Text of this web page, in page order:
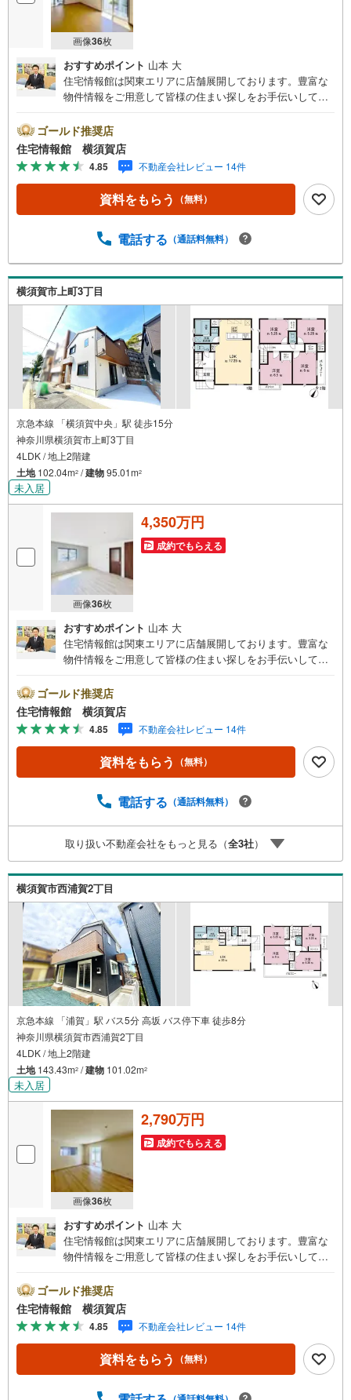
画像36枚
おすすめポイント 山本 大
住宅情報館は関東エリアに店舗展開しております。豊富な
物件情報をご用意して皆様の住まい探しをお手伝いしてお
さい。【営業時間 10:00～19:00 火曜・水曜（祝日の場
合は営業いたします）】「資料請求」「内覧」のお問い合
わせは上記時間内ですとスムーズにご対応が可能です。ス
タッフ一同お客様のお問合せをお待ちしております。【住
宅ローン相談会】開催中無理のない住宅ローンの試算やご
購入の際にかかる諸費用の概算も行っております。しっか
気軽にご相談ください。お客様第一主義をモット-にお引越
実に努めさせて頂きます。住宅情報館にお越し頂けたら、
物件のご紹介だけではなく、お住まいの疑問、不安、お家
の事ならなんでもご相談いただけます。お客様の要望をお
伺いしながら誠心誠意、全力でサポートさせて頂きます。
お客様一人一人に合わせたライフプランのご提案をさせて
いただきます。お気軽にご相談ください。
ゴールド推奨店
住宅情報館 横須賀店
4.85 不動産会社レビュー 14件
資料をもらう （無料）
電話する （通話料無料）
横須賀市上町3丁目
京急本線 「横須賀中央」駅 徒歩15分
神奈川県横須賀市上町3丁目
4LDK / 地上2階建
土地102.04m2 /建物95.01m2
未入居
画像36枚
4,350万円
成約でもらえる
おすすめポイント 山本 大
住宅情報館は関東エリアに店舗展開しております。豊富な
物件情報をご用意して皆様の住まい探しをお手伝いしてお
さい。住宅ローン相談会も同時開催中無理のない住宅ロー
ンの試算やご購入の際にかかる諸費用の概算も行っており
ます。しっかりとした資金計画のアドバイスをさせて頂き
ますので、お気軽にご相談ください。
ゴールド推奨店
住宅情報館 横須賀店
4.85 不動産会社レビュー 14件
資料をもらう （無料）
電話する （通話料無料）
取り扱い不動産会社をもっと見る（全3社）
横須賀市西浦賀2丁目
京急本線 「浦賀」駅 バス5分 高坂 バス停下車 徒歩8分
神奈川県横須賀市西浦賀2丁目
4LDK / 地上2階建
土地143.43m2 /建物 101.02m2
未入居
画像36枚
2,790万円
成約でもらえる
おすすめポイント 山本 大
住宅情報館は関東エリアに店舗展開しております。豊富な
物件情報をご用意して皆様の住まい探しをお手伝いしてお
さい。住宅ローン相談会も同時開催中無理のない住宅ロー
ンの試算やご購入の際にかかる諸費用の概算も行っており
ます。しっかりとした資金計画のアドバイスをさせて頂き
ますので、お気軽にご相談ください。
ゴールド推奨店
住宅情報館 横須賀店
4.85 不動産会社レビュー 14件
資料をもらう （無料）